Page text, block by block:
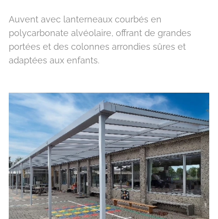
Auvent avec lanterneaux courbés en
polycarbonate alvéolaire, offrant de grandes
portées et des colonnes arrondies sûres et
adaptées aux enfants.